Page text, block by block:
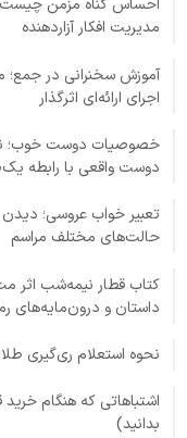
احساس گناه مزمن
مدیریت افکار آزاردهنده
آموزش سخنرانی در
اجرای ارائه‌ای اثرگذار
خصوصیات دوست خوب؛
دوست واقعی با رابطه
تعبیر خواب عروسی؛
حالت‌های مختلف مراسم
کتاب قطار نیمه‌شب اثر
داستان و درون‌مایه‌های
نحوه استعلام ری‌گیری
بدانید)